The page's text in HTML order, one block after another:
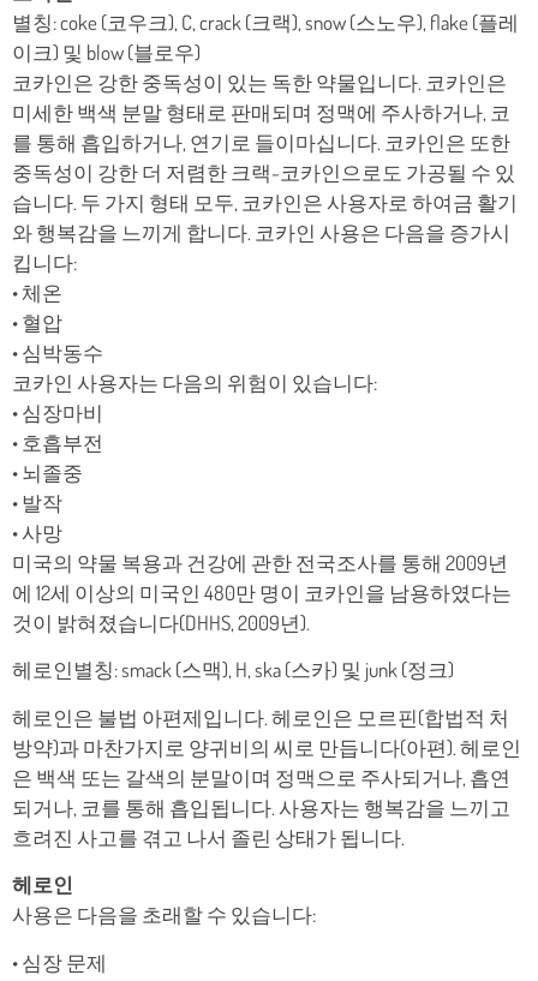
별칭: coke (코우크), C, crack (크랙), snow (스노우), flake (플레
이크) 및 blow (블로우)
코카인은 강한 중독성이 있는 독한 약물입니다. 코카인은
미세한 백색 분말 형태로 판매되며 정맥에 주사하거나, 코
를 통해 흡입하거나, 연기로 들이마십니다. 코카인은 또한
중독성이 강한 더 저렴한 크랙-코카인으로도 가공될 수 있
습니다. 두 가지 형태 모두, 코카인은 사용자로 하여금 활기
와 행복감을 느끼게 합니다. 코카인 사용은 다음을 증가시
킵니다:
• 체온
• 혈압
• 심박동수
코카인 사용자는 다음의 위험이 있습니다:
• 심장마비
• 호흡부전
• 뇌졸중
• 발작
• 사망
미국의 약물 복용과 건강에 관한 전국조사를 통해 2009년
에 12세 이상의 미국인 480만 명이 코카인을 남용하였다는
것이 밝혀졌습니다(DHHS, 2009년).
헤로인별칭: smack (스맥), H, ska (스카) 및 junk (정크)
헤로인은 불법 아편제입니다. 헤로인은 모르핀(합법적 처
방약)과 마찬가지로 양귀비의 씨로 만듭니다(아편). 헤로인
은 백색 또는 갈색의 분말이며 정맥으로 주사되거나, 흡연
되거나, 코를 통해 흡입됩니다. 사용자는 행복감을 느끼고
흐려진 사고를 겪고 나서 졸린 상태가 됩니다.
헤로인
사용은 다음을 초래할 수 있습니다:
• 심장 문제